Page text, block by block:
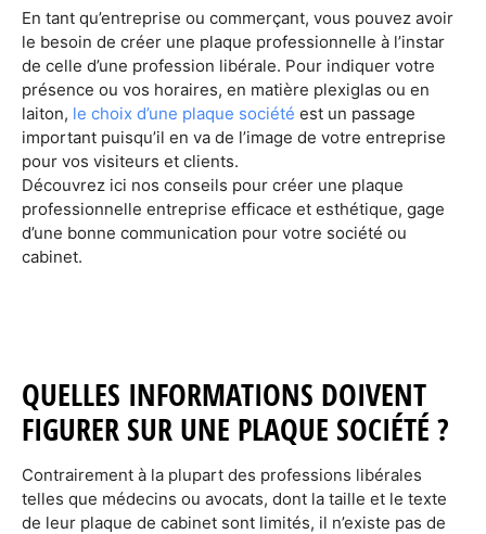
En tant qu’entreprise ou commerçant, vous pouvez avoir
le besoin de créer une plaque professionnelle à l’instar
de celle d’une profession libérale. Pour indiquer votre
présence ou vos horaires, en matière plexiglas ou en
laiton, le choix d’une plaque société est un passage
important puisqu’il en va de l’image de votre entreprise
pour vos visiteurs et clients.
Découvrez ici nos conseils pour créer une plaque
professionnelle entreprise efficace et esthétique, gage
d’une bonne communication pour votre société ou
cabinet.
QUELLES INFORMATIONS DOIVENT
FIGURER SUR UNE PLAQUE SOCIÉTÉ ?
Contrairement à la plupart des professions libérales
telles que médecins ou avocats, dont la taille et le texte
de leur plaque de cabinet sont limités, il n’existe pas de